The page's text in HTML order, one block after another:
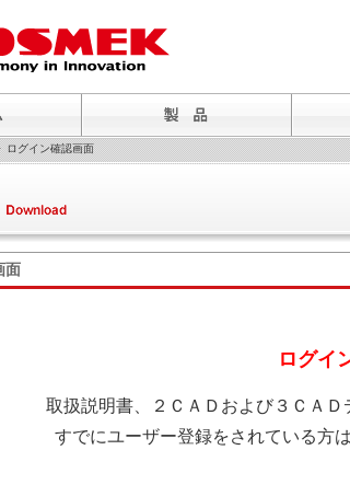
ログイン確認画面
面
ログイ
取扱説明書、２ＣＡＤおよび３ＣＡＤ
すでにユーザー登録をされている方